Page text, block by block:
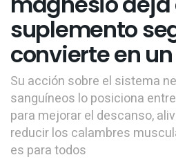
suplemento
convierte en
Su acción sobre el sistema
sanguíneos lo posiciona
para mejorar el descanso,
reducir los calambres
es para todos